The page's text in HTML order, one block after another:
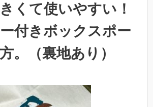
くて使いやすい！
付きボックスポー
。（裏地あり）